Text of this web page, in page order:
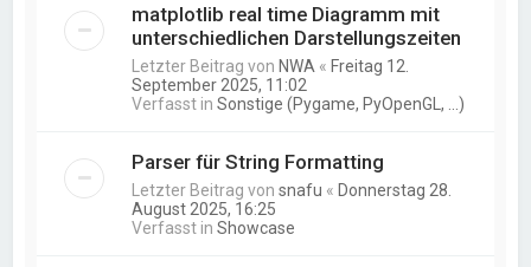
matplotlib real time Diagramm mit
unterschiedlichen Darstellungszeiten
Letzter Beitrag von NWA « Freitag 12.
September 2025, 11:02
Verfasst inSonstige (Pygame, PyOpenGL, ...)
Parser für String Formatting
Letzter Beitrag vonsnafu « Donnerstag 28.
August 2025, 16:25
Verfasst inShowcase